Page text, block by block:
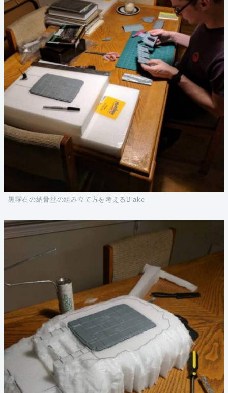
黒曜石の納骨堂の組み立て方を考えるBlake